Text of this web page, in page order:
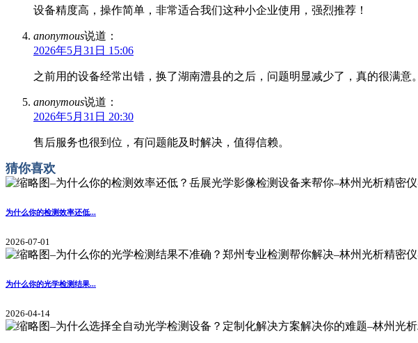
设备精度高，操作简单，非常适合我们这种小企业使用，强烈推荐！
anonymous说道：
2026年5月31日 15:06
之前用的设备经常出错，换了湖南澧县的之后，问题明显减少了，真的很满意。
anonymous说道：
2026年5月31日 20:30
售后服务也很到位，有问题能及时解决，值得信赖。
猜你喜欢
为什么你的检测效率还低...
2026-07-01
为什么你的光学检测结果...
2026-04-14